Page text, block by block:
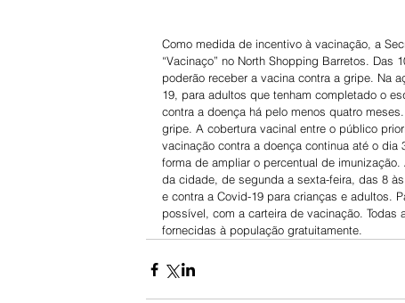
Como medida de incentivo à vacinação, a
“Vacinaço” no North Shopping Barretos.
poderão receber a vacina contra a gripe. Na
19, para adultos que tenham completado o
contra a doença há pelo menos quatro
gripe. A cobertura vacinal entre o público
vacinação contra a doença continua até o
forma de ampliar o percentual de
da cidade, de segunda a sexta-feira, das 8
e contra a Covid-19 para crianças e adultos.
possível, com a carteira de vacinação.
fornecidas à população gratuitamente.